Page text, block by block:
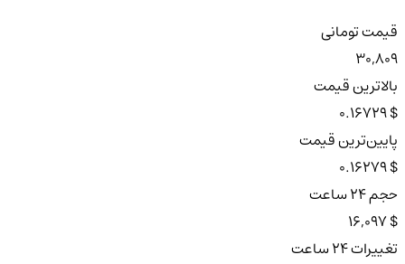
قیمت تومانی
30,809
بالاترین قیمت
$ 0.16729
پایین‌ترین قیمت
$ 0.16279
حجم ۲۴ ساعت
$ 16,097
تغییرات ۲۴ ساعت